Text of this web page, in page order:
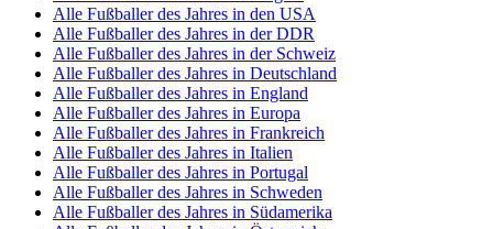
Alle Fußballer des Jahres in den USA
Alle Fußballer des Jahres in der DDR
Alle Fußballer des Jahres in der Schweiz
Alle Fußballer des Jahres in Deutschland
Alle Fußballer des Jahres in England
Alle Fußballer des Jahres in Europa
Alle Fußballer des Jahres in Frankreich
Alle Fußballer des Jahres in Italien
Alle Fußballer des Jahres in Portugal
Alle Fußballer des Jahres in Schweden
Alle Fußballer des Jahres in Südamerika